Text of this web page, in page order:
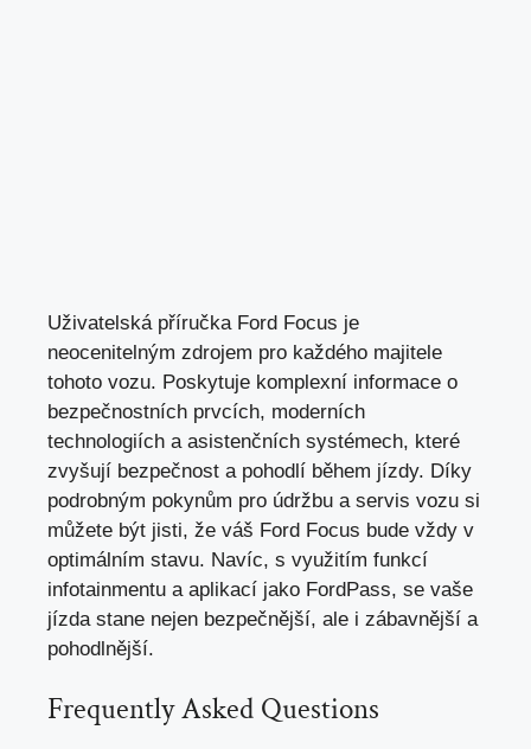
Uživatelská příručka Ford Focus je
neocenitelným zdrojem pro každého majitele
tohoto vozu. Poskytuje komplexní informace o
bezpečnostních prvcích, moderních
technologiích a asistenčních systémech, které
zvyšují bezpečnost a pohodlí během jízdy. Díky
podrobným pokynům pro údržbu a servis vozu si
můžete být jisti, že váš Ford Focus bude vždy v
optimálním stavu. Navíc, s využitím funkcí
infotainmentu a aplikací jako FordPass, se vaše
jízda stane nejen bezpečnější, ale i zábavnější a
pohodlnější.
Frequently Asked Questions